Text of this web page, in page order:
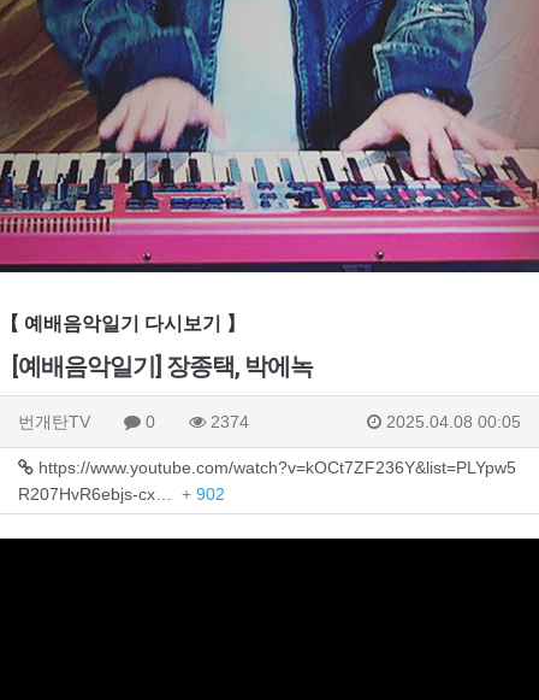
【 예배음악일기 다시보기 】
[예배음악일기] 장종택, 박에녹
번개탄TV 0 2374 2025.04.08 00:05
https://www.youtube.com/watch?v=kOCt7ZF236Y&list=PLYpw5
R207HvR6ebjs-cx… + 902